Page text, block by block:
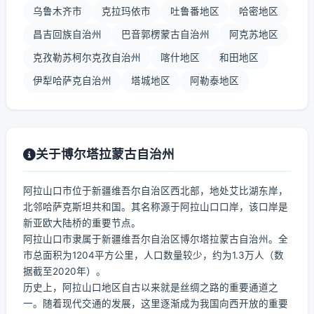
乌鲁木齐市 克拉玛依市 吐鲁番地区 哈密地区
昌吉回族自治州 巴音郭楞蒙古自治州 阿克苏地区
克孜勒苏柯尔克孜自治州 喀什地区 和田地区
伊犁哈萨克自治州 塔城地区 阿勒泰地区
关于博尔塔拉蒙古自治州
阿拉山口市位于新疆维吾尔自治区西北部，地处艾比湖东岸，
北邻哈萨克斯坦共和国。其名称源于阿拉山口口岸，该口岸是
新亚欧大陆桥的重要节点。
阿拉山口市隶属于新疆维吾尔自治区博尔塔拉蒙古自治州。全
市总面积为1204平方公里，人口数量较少，约为1.3万人（数
据截至2020年）。
历史上，阿拉山口地区自古以来就是丝绸之路的重要通道之
一。随着现代交通的发展，这里逐渐成为我国向西开放的重要